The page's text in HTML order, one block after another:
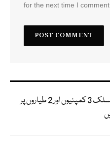
for the next time I comment.
امریکا نے ایران سے منسلک 3 کمپنیوں اور 2 طیاروں پر